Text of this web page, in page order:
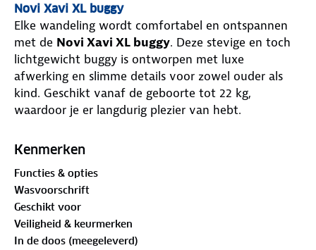
Novi Xavi XL buggy
Elke wandeling wordt comfortabel en ontspannen
met de Novi Xavi XL buggy. Deze stevige en toch
lichtgewicht buggy is ontworpen met luxe
afwerking en slimme details voor zowel ouder als
kind. Geschikt vanaf de geboorte tot 22 kg,
waardoor je er langdurig plezier van hebt.
stadsbezoek tot bospad. De grote wielen met vering
ondergrond. Zo merkt je kindje nauwelijks iets van
hobbels of kuilen onderweg.
Comfort voor je kindje
De rugleuning istraploos verstelbaar
volledig plat, zodat je kindje comfortabel kan
Kenmerken
Functies & opties
Wasvoorschrift
Geschikt voor
Veiligheid & keurmerken
In de doos (meegeleverd)